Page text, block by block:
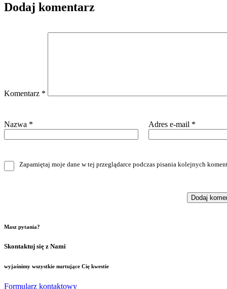
Dodaj komentarz
Komentarz *
Nazwa * Adres e-mail *
Zapamiętaj moje dane w tej przeglądarce podczas pisania kolejnych
Masz pytania?
Skontaktuj się z Nami
wyjaśnimy wszystkie nurtujące Cię kwestie
Formularz kontaktowy